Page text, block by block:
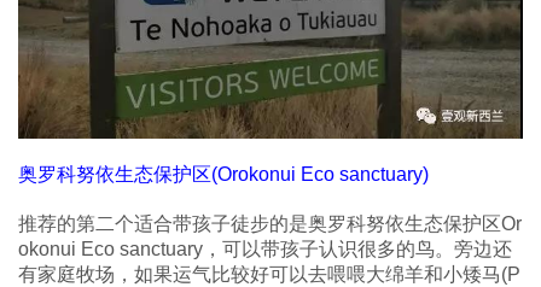
奥罗科努依生态保护区(Orokonui Eco sanctuary)
推荐的第二个适合带孩子徒步的是奥罗科努依生态保护区Or
okonui Eco sanctuary，可以带孩子认识很多的鸟。旁边还
有家庭牧场，如果运气比较好可以去喂喂大绵羊和小矮马(P